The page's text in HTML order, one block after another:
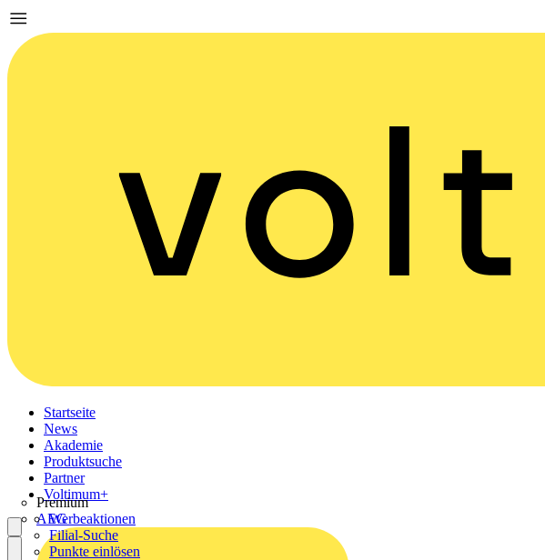
Startseite
News
Akademie
Produktsuche
Partner
Premium
AEG
Voltimum+
Werbeaktionen
Filial-Suche
Punkte einlösen